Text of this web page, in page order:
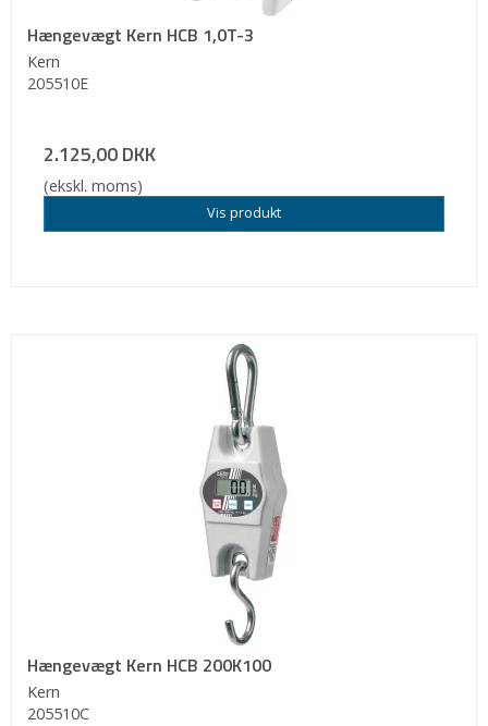
Hængevægt Kern HCB 1,0T-3
Kern
205510E
2.125,00 DKK
(ekskl. moms)
Vis produkt
Hængevægt Kern HCB 200K100
Kern
205510C